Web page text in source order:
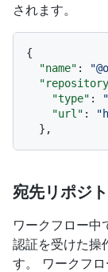
されます。
{
"name" :
"type" :
"url" :
} ,
宛先リポジ
ワークフロー
認証を受けた操
す。 ワークフロ